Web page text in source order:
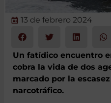
13 de febrero 2024
Un fatídico encuentro
cobra la vida de dos
marcado por la